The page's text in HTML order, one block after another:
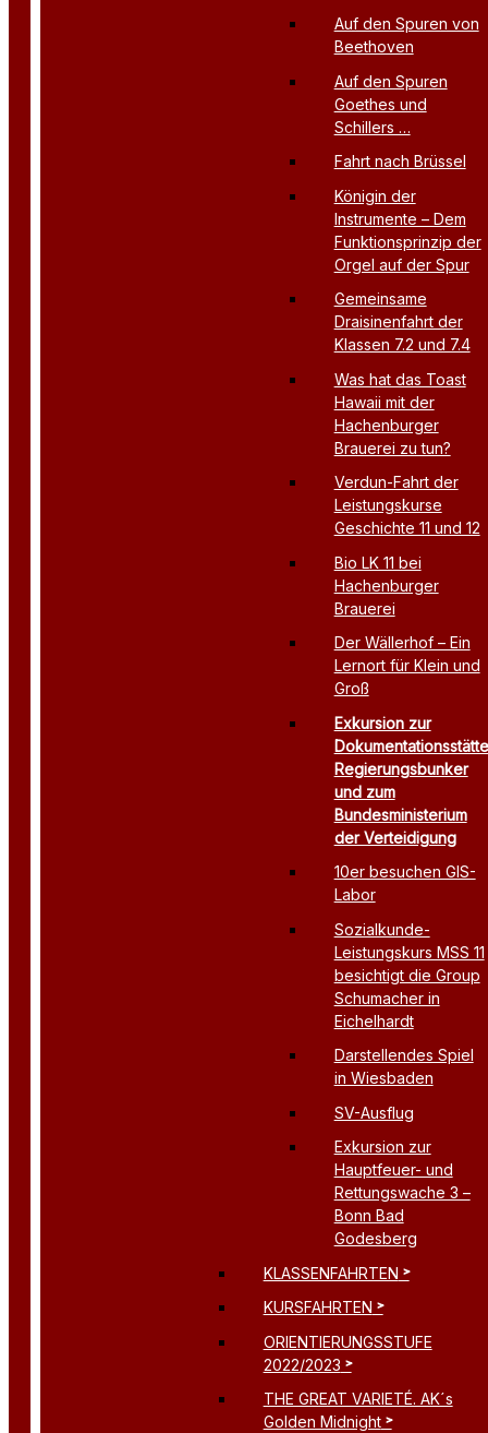
Auf den Spuren von
Beethoven
Auf den Spuren
Goethes und
Schillers …
Fahrt nach Brüssel
Königin der
Instrumente – Dem
Funktionsprinzip der
Orgel auf der Spur
Gemeinsame
Draisinenfahrt der
Klassen 7.2 und 7.4
Was hat das Toast
Hawaii mit der
Hachenburger
Brauerei zu tun?
Verdun-Fahrt der
Leistungskurse
Geschichte 11 und 12
Bio LK 11 bei
Hachenburger
Brauerei
Der Wällerhof – Ein
Lernort für Klein und
Groß
Exkursion zur
Dokumentationsstätte
Regierungsbunker
und zum
Bundesministerium
der Verteidigung
10er besuchen GIS-
Labor
Sozialkunde-
Leistungskurs MSS 11
besichtigt die Group
Schumacher in
Eichelhardt
Darstellendes Spiel
in Wiesbaden
SV-Ausflug
Exkursion zur
Hauptfeuer- und
Rettungswache 3 –
Bonn Bad
Godesberg
KLASSENFAHRTEN
KURSFAHRTEN
ORIENTIERUNGSSTUFE
2022/2023
THE GREAT VARIETÉ. AK´s
Golden Midnight